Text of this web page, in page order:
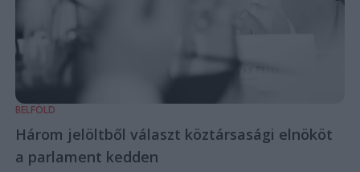
BELFÖLD
Három jelöltből választ köztársasági elnököt
a parlament kedden